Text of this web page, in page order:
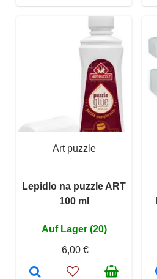
Art puzzle
Lepidlo na puzzle ART
100 ml
Auf Lager (20)
6,00 €